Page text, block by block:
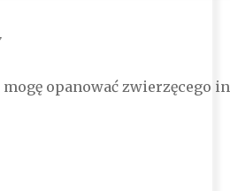
mogę opanować zwierzęcego